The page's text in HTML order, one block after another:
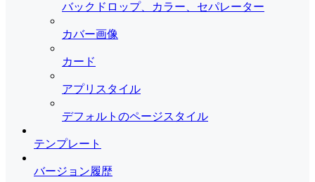
バックドロップ、カラー、セパレーター
カバー画像
カード
アプリスタイル
デフォルトのページスタイル
テンプレート
バージョン履歴